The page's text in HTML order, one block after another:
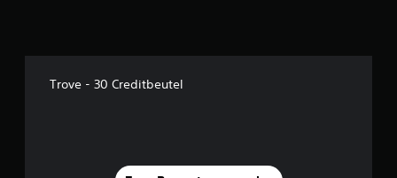
Trove - 30 Creditbeutel